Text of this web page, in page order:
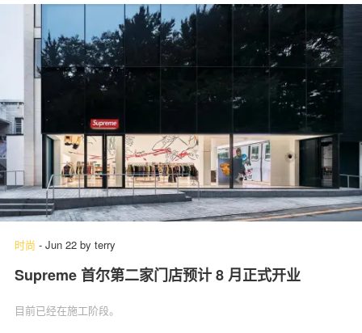
时尚 - Jun 22 by terry
Supreme 首尔第二家门店预计 8 月正式开业
目前已经在施工阶段。